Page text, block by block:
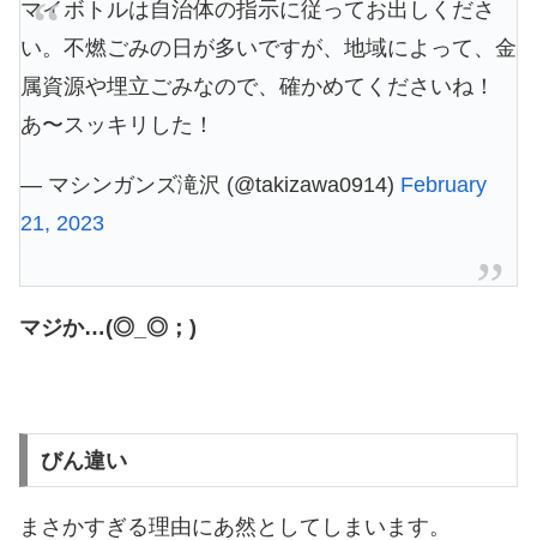
マイボトルは自治体の指示に従ってお出しくださ
い。不燃ごみの日が多いですが、地域によって、金
属資源や埋立ごみなので、確かめてくださいね！
あ〜スッキリした！
— マシンガンズ滝沢 (@takizawa0914) February
21, 2023
マジか…(◎_◎；)
びん違い
まさかすぎる理由にあ然としてしまいます。